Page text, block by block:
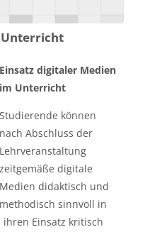
Unterricht
Einsatz digitaler Medien
im Unterricht
Studierende können
nach Abschluss der
Lehrveranstaltung
zeitgemäße digitale
Medien didaktisch und
methodisch sinnvoll in
Einsatz kritisch